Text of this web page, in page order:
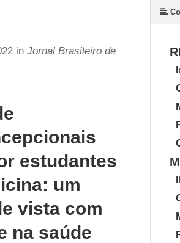
in Jornal Brasileiro de
estudantes
um
vista com
na saúde